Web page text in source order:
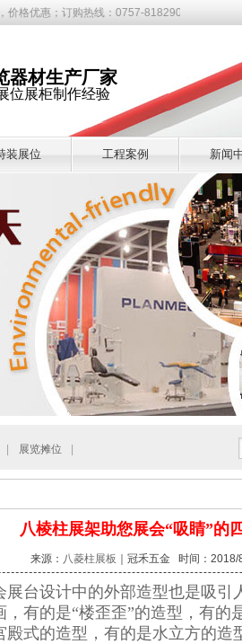
订购热线：0757-81829007
器材生产厂家
展柜制作经验
装展位 工程案例 新闻
展览摊位
八棱柱展架助您展会“吸睛”的
来源： 八菱柱展板 ｜冠禾五金 时间：
展台设计中的外部造型也是吸引
有的是“楼歪歪”的造型，有的
殿式的造型，有的是水立方的造